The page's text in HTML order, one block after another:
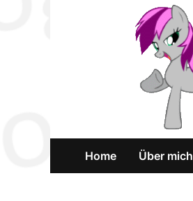
Home Über mich